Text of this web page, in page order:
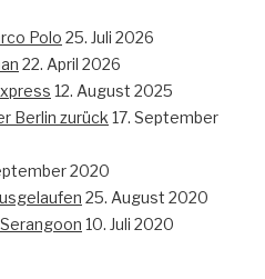
Polo 25. Juli 2026
22. April 2026
12. August 2025
Berlin zurück 17. September
2020
25. August 2020
10. Juli 2020